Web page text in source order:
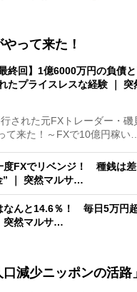
って来た！
最終回】1億6000万円の負債
たプライスレスな経験 ｜
された元FXトレーダー・磯
て来た！～FXで10億円稼い…
度FXでリベンジ！ 種銭は
” ｜ 突然マルサ…
なんと14.6％！ 毎日5万円
突然マルサ…
減少ニッポンの活路」